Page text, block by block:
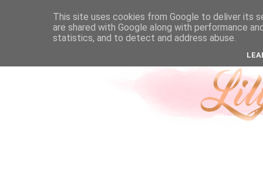
This site uses cookies from Google to deliver its
are shared with Google along with performance
statistics, and to detect and address abuse.